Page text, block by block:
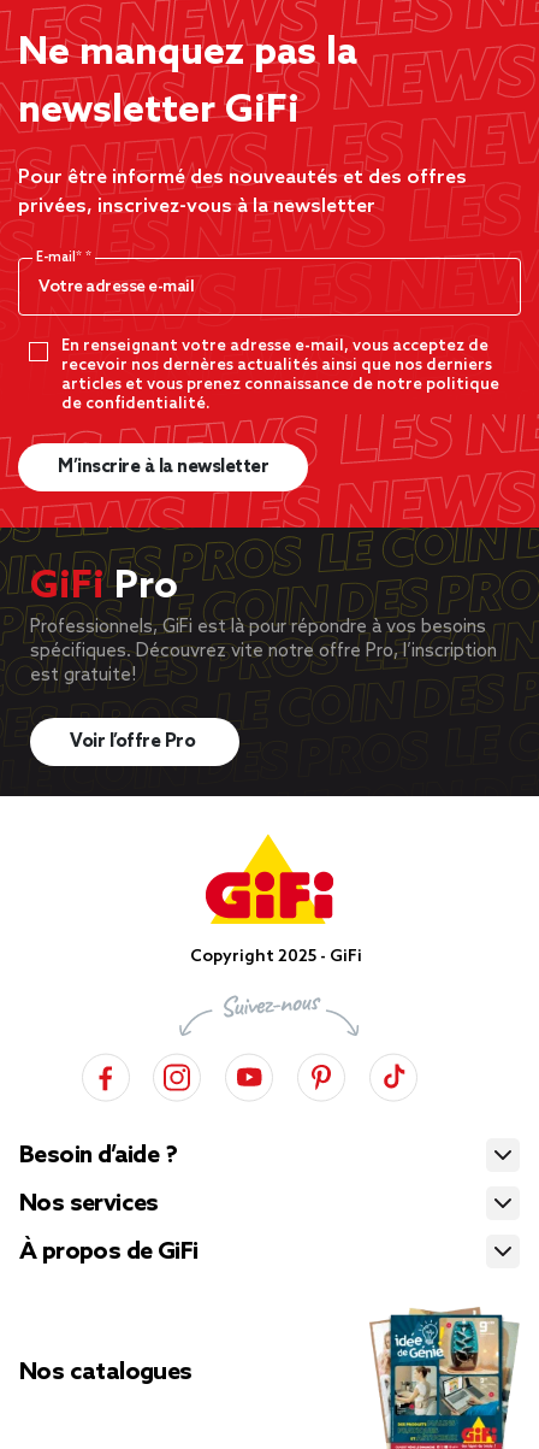
Ne manquez pas la
newsletter GiFi
Pour être informé des nouveautés et des offres
privées, inscrivez-vous à la newsletter
E-mail*
En renseignant votre adresse e-mail, vous acceptez de
recevoir nos dernères actualités ainsi que nos derniers
articles et vous prenez connaissance de notre politique
de confidentialité.
M’inscrire à la newsletter
GiFiPro
Professionnels, GiFi est là pour répondre à vos besoins
spécifiques. Découvrez vite notre offre Pro, l’inscription
est gratuite!
Voir l’offre Pro
Copyright 2025 - GiFi
Besoin d’aide ?
Nos services
À propos de GiFi
Nos catalogues